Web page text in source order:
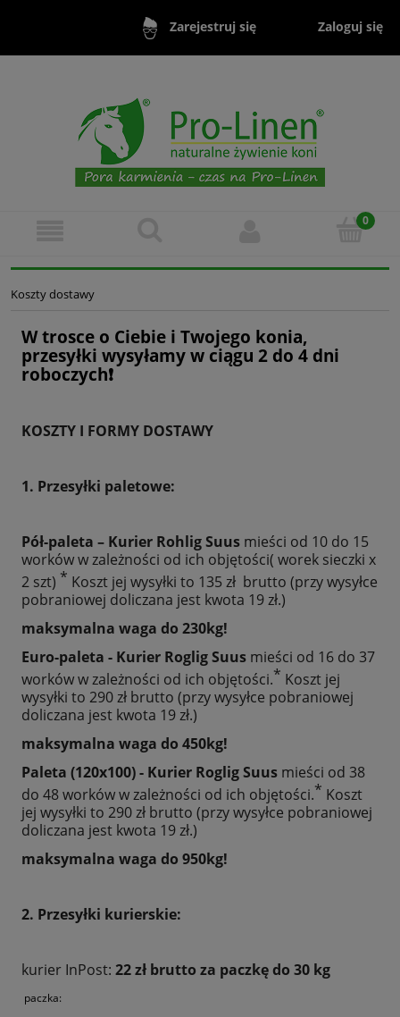
Zarejestruj się Zaloguj się
Koszty dostawy
W trosce o Ciebie i Twojego konia,
przesyłki wysyłamy w ciągu 2 do 4 dni
roboczych❗️
KOSZTY I FORMY DOSTAWY
1. Przesyłki paletowe:
Pół-paleta – Kurier Rohlig Suus mieści od 10 do 15
worków w zależności od ich objętości( worek sieczki x
2 szt) * Koszt jej wysyłki to 135 zł brutto (przy wysyłce
pobraniowej doliczana jest kwota 19 zł.)
maksymalna waga do 230kg!
Euro-paleta - Kurier Roglig Suus mieści od 16 do 37
worków w zależności od ich objętości.* Koszt jej
wysyłki to 290 zł brutto (przy wysyłce pobraniowej
doliczana jest kwota 19 zł.)
maksymalna waga do 450kg!
Paleta (120x100) - Kurier Roglig Suus mieści od 38
do 48 worków w zależności od ich objętości.* Koszt
jej wysyłki to 290 zł brutto (przy wysyłce pobraniowej
doliczana jest kwota 19 zł.)
maksymalna waga do 950kg!
2. Przesyłki kurierskie:
kurier InPost: 22 zł brutto za paczkę do 30 kg
paczka: